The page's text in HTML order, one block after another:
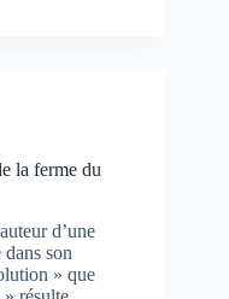
la ferme du
d’une
son
» que